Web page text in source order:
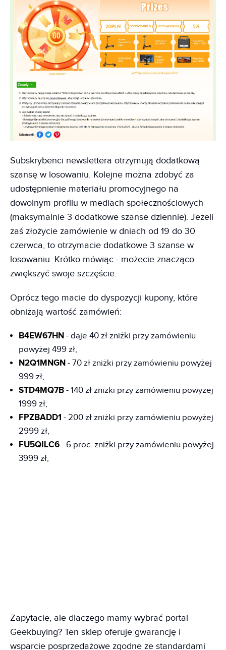
Subskrybenci newslettera otrzymują dodatkową
szansę w losowaniu. Kolejne można zdobyć za
udostępnienie materiału promocyjnego na
dowolnym profilu w mediach społecznościowych
(maksymalnie 3 dodatkowe szanse dziennie). Jeżeli
zaś złożycie zamówienie w dniach od 19 do 30
czerwca, to otrzymacie dodatkowe 3 szanse w
losowaniu. Krótko mówiąc - możecie znacząco
zwiększyć swoje szczęście.
Oprócz tego macie do dyspozycji kupony, które
obniżają wartość zamówień:
B4EW67HN - daje 40 zł zniżki przy zamówieniu
powyżej 499 zł,
N2Q1MNGN - 70 zł zniżki przy zamówieniu powyżej
999 zł,
STD4MQ7B - 140 zł zniżki przy zamówieniu powyżej
1999 zł,
FPZBADD1 - 200 zł zniżki przy zamówieniu powyżej
2999 zł,
FU5QILC6 - 6 proc. zniżki przy zamówieniu powyżej
3999 zł,
Zapytacie, ale dlaczego mamy wybrać portal
Geekbuying? Ten sklep oferuje gwarancję i
wsparcie posprzedażowe zgodne ze standardami